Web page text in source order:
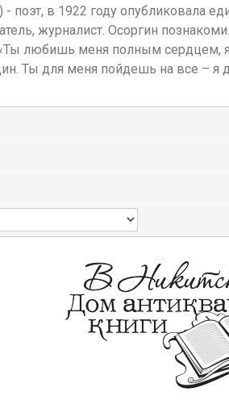
в 1922 году опубликовала
журналист. Осоргин
любишь меня полным сердцем,
Ты для меня пойдешь на все – я